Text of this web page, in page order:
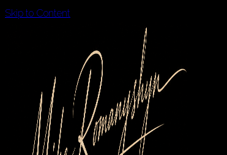
Skip to Content